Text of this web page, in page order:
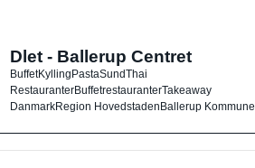
Dlet - Ballerup Centret
BuffetKyllingPastaSundThai
RestauranterBuffetrestauranterTakeaway
DanmarkRegion HovedstadenBallerup Kommune